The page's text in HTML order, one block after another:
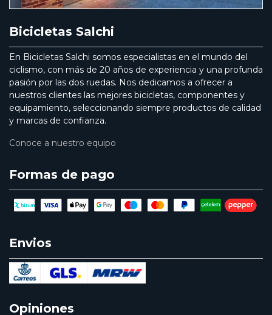
Bicicletas Salchi
En Bicicletas Salchi somos especialistas en el mundo del
ciclismo, con más de 20 años de experiencia y una profunda
pasión por las dos ruedas. Nos dedicamos a ofrecer a
nuestros clientes las mejores bicicletas, componentes y
equipamiento, seleccionando siempre productos de calidad
y marcas de confianza.
Conoce a nuestro equipo
Formas de pago
Envios
Opiniones